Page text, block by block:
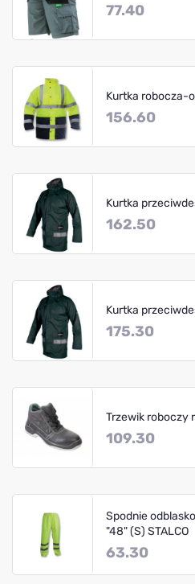
77.40
Kurtka robocza-
156.60
Kurtka
162.50
Kurtka
175.30
Trzewik roboczy
109.30
Spodnie
"48" (S) STALCO
63.30